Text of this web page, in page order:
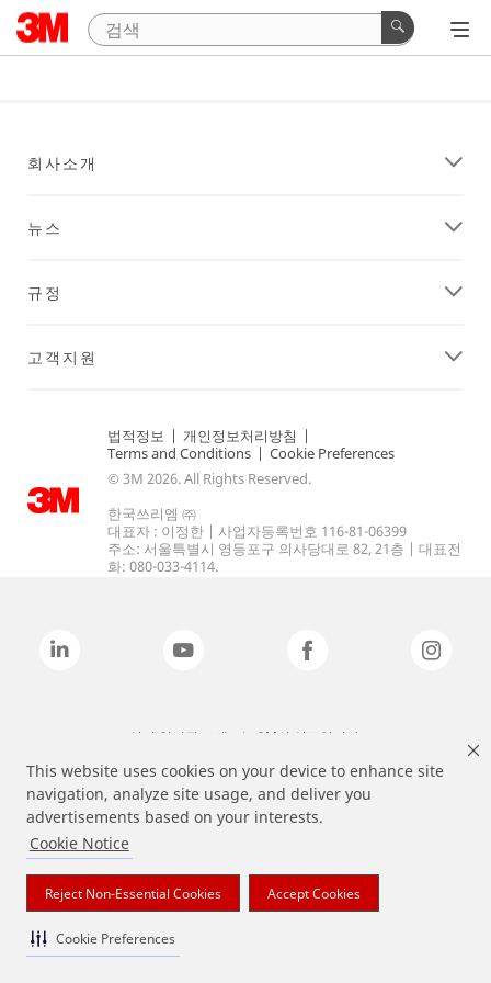
This website uses cookies on your device to enhance site
navigation, analyze site usage, and deliver you
advertisements based on your interests.
Cookie Notice
Reject Non-Essential Cookies Accept Cookies
Cookie Preferences
회사소개
뉴스
규정
고객지원
법적정보 | 개인정보처리방침 |
Terms and Conditions | Cookie Preferences
© 3M 2026. All Rights Reserved.
한국쓰리엠 ㈜
대표자 : 이정한 | 사업자등록번호 116-81-06399
주소: 서울특별시 영등포구 의사당대로 82, 21층 | 대표전
화: 080-033-4114.
상기 열거된 브랜드는 3M의 상표입니다.